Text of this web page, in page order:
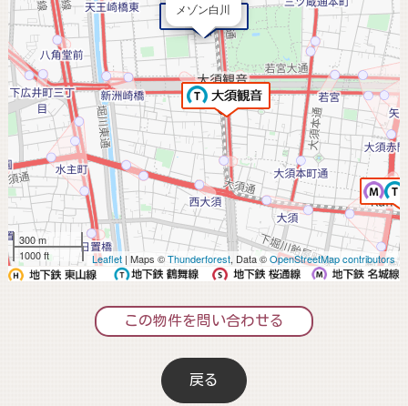
メゾン白川
300 m
1000 ft
Leaflet | Maps ©Thunderforest, Data ©OpenStreetMap contributors
この物件を問い合わせる
戻る